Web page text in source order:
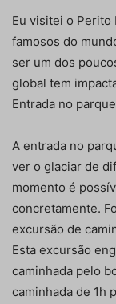
Eu visitei o Perito
famosos do
ser um dos
global tem
Entrada no
A entrada no
ver o glaciar de
momento é
concretamente.
excursão de
Esta excursão
caminhada pelo
caminhada de 1h